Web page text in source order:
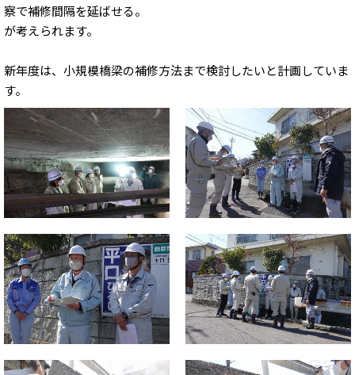
察で補修間隔を延ばせる。
が考えられます。
新年度は、小規模橋梁の補修方法まで検討したいと計画していま
す。